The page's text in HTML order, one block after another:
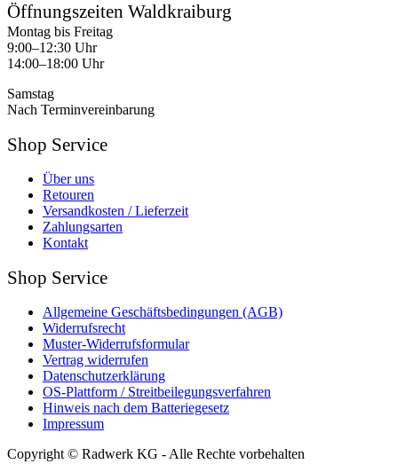
Öffnungszeiten Waldkraiburg
Montag bis Freitag
9:00–12:30 Uhr
14:00–18:00 Uhr
Samstag
Nach Terminvereinbarung
Shop Service
Über uns
Retouren
Versandkosten / Lieferzeit
Zahlungsarten
Kontakt
Shop Service
Allgemeine Geschäftsbedingungen (AGB)
Widerrufsrecht
Muster-Widerrufsformular
Vertrag widerrufen
Datenschutzerklärung
OS-Plattform / Streitbeilegungsverfahren
Hinweis nach dem Batteriegesetz
Impressum
Copyright © Radwerk KG - Alle Rechte vorbehalten